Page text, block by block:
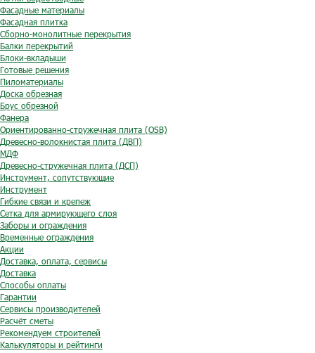
Фасадные материалы
Фасадная плитка
Сборно-монолитные перекрытия
Балки перекрытий
Блоки-вкладыши
Готовые решения
Пиломатериалы
Доска обрезная
Брус обрезной
Фанера
Ориентированно-стружечная плита (OSB)
Древесно-волокнистая плита (ДВП)
МДФ
Древесно-стружечная плита (ДСП)
Инструмент, сопутствующие
Инструмент
Гибкие связи и крепеж
Сетка для армирующего слоя
Заборы и ограждения
Временные ограждения
Акции
Доставка, оплата, сервисы
Доставка
Способы оплаты
Гарантии
Сервисы производителей
Расчёт сметы
Рекомендуем строителей
Калькуляторы и рейтинги